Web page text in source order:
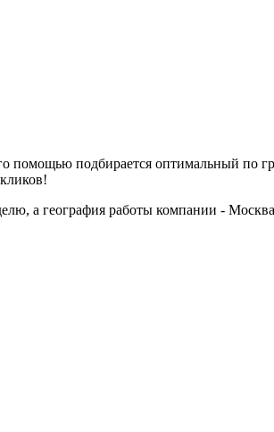
помощью подбирается оптимальный по
а география работы компании -